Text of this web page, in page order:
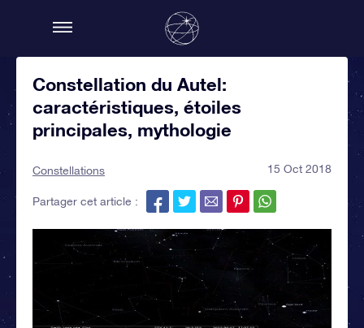
Constellation du Autel:
caractéristiques, étoiles
principales, mythologie
Constellations 15 Oct 2018
Partager cet article :